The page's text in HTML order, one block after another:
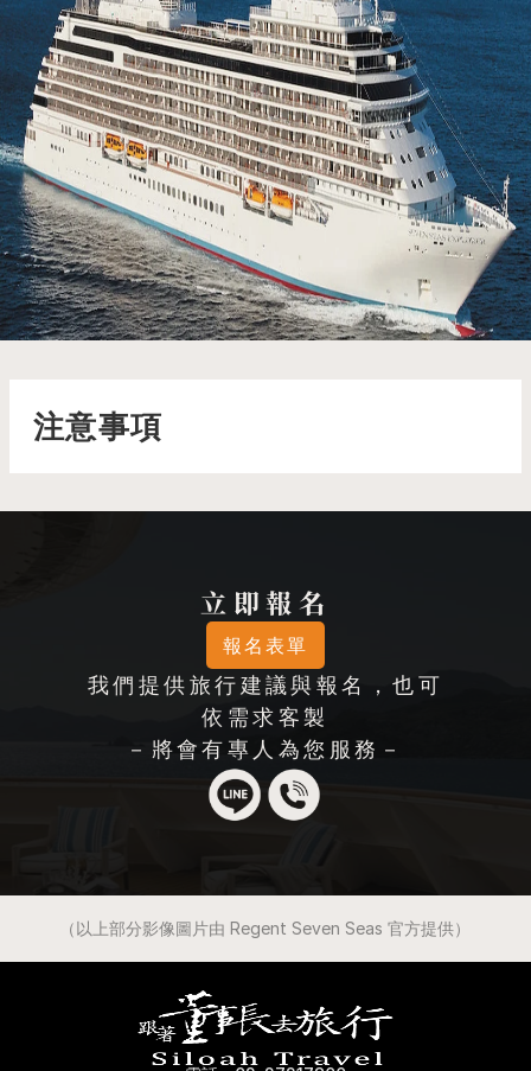
七海探索者號 Seven Seas Explorer
七海探索者號將奢華郵輪體驗提升至全新層次，從華麗的瑞金套
房到精心挑選的藝術作品，點綴著船艙的每個角落
了解更多
注意事項
立即報名
報名表單
我們提供旅行建議與報名，也可
依需求客製
－將會有專人為您服務－
（以上部分影像圖片由 Regent Seven Seas 官方提供）